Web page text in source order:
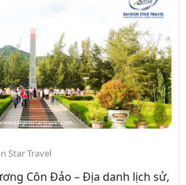
Star Travel
Côn Đảo – Địa danh lịch sử,